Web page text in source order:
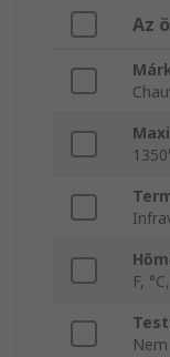
Az
F,
Nem